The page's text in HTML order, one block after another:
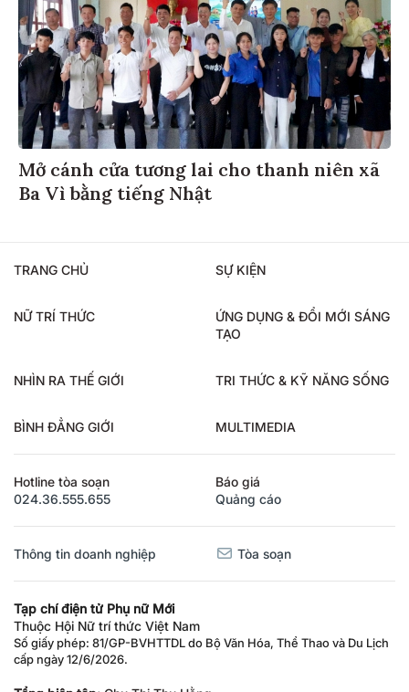
Mở cánh cửa tương lai cho thanh niên xã
Ba Vì bằng tiếng Nhật
TRANG CHỦ SỰ KIỆN
NỮ TRÍ THỨC
ỨNG DỤNG & ĐỔI MỚI SÁNG
TẠO
NHÌN RA THẾ GIỚI TRI THỨC & KỸ NĂNG SỐNG
BÌNH ĐẲNG GIỚI MULTIMEDIA
Hotline tòa soạn
024.36.555.655
Báo giá
Quảng cáo
Thông tin doanh nghiệp Tòa soạn
Tạp chí điện tử Phụ nữ Mới
Thuộc Hội Nữ trí thức Việt Nam
Số giấy phép: 81/GP-BVHTTDL do Bộ Văn Hóa, Thể Thao và Du Lịch
cấp ngày 12/6/2026.